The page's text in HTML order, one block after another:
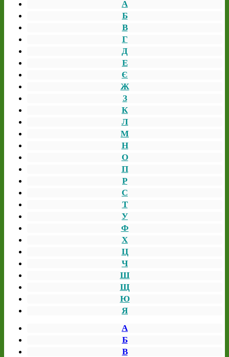
А
Б
В
Г
Д
Е
Є
Ж
З
К
Л
М
Н
О
П
Р
С
Т
У
Ф
Х
Ц
Ч
Ш
Щ
Ю
Я
А
Б
В